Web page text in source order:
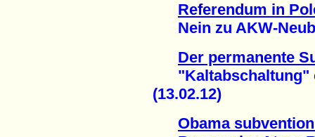
Referendum in
Nein zu AKW-
Der permanente
"Kaltabschaltung"
(13.02.12)
Obama